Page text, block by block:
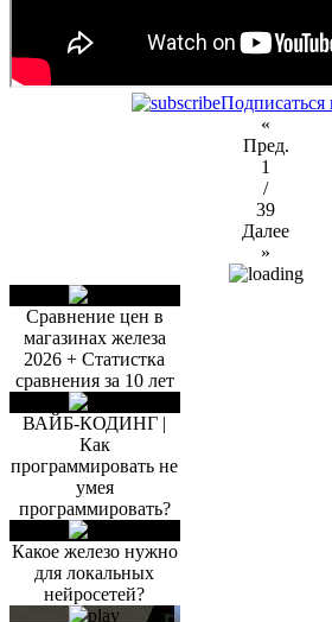
Подписаться
«
Пред.
1
/
39
Далее
»
Сравнение цен в
магазинах железа
2026 + Статистка
сравнения за 10 лет
ВАЙБ-КОДИНГ |
Как
программировать не
умея
программировать?
Какое железо нужно
для локальных
нейросетей?